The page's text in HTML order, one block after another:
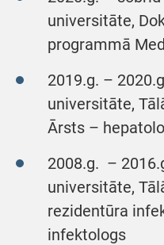
universitāte,
programmā
2019.g. –
universitāte,
Ārsts –
2008.g. –
universitāte,
rezidentūra
infektologs